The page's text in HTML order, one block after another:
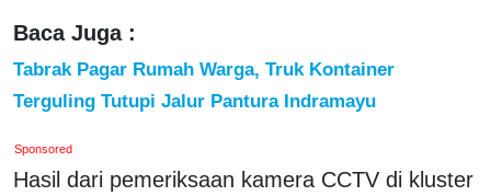
Baca Juga :
Tabrak Pagar Rumah Warga, Truk Kontainer
Terguling Tutupi Jalur Pantura Indramayu
Sponsored
Hasil dari pemeriksaan kamera CCTV di kluster